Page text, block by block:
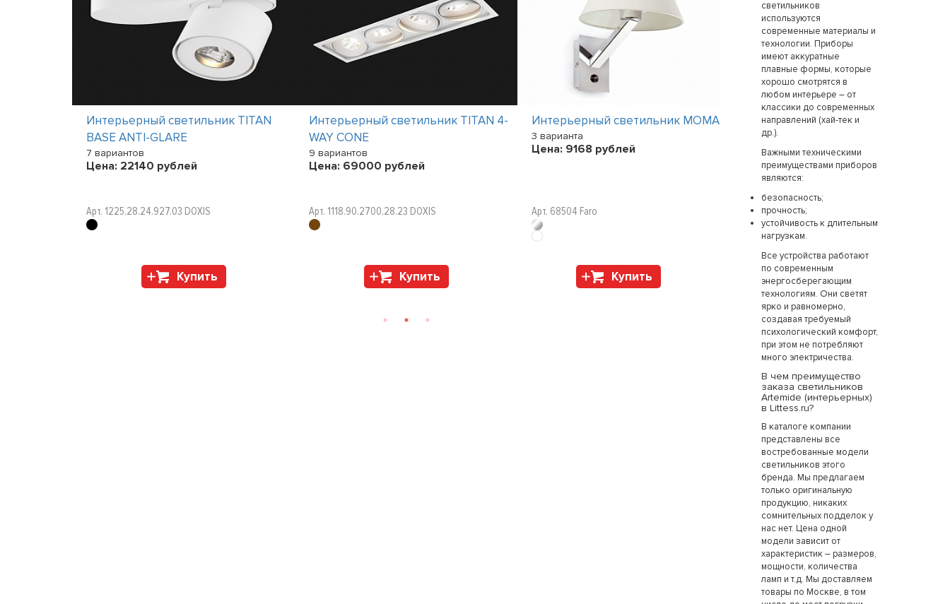
Интерьерный светильник TITAN
BASE ANTI-GLARE
7 вариантов
Цена: 22140 рублей
Арт. 1225.28.24.927.03 DOXIS
Купить
Интерьерный светильник TITAN 4-
WAY CONE
9 вариантов
Цена: 69000 рублей
Арт. 1118.90.2700.28.23 DOXIS
Купить
Интерьерный светильник MOMA
3 варианта
Цена: 9168 рублей
Арт. 68504 Faro
Купить
Интерьерный светильник 2295
15 вариантов
Цена:3072рубля
Арт. 36304000 Brum
Купить
светильников
используются
современные материалы и
технологии. Приборы
имеют аккуратные
плавные формы, которые
хорошо смотрятся в
любом интерьере – от
классики до современных
направлений (хай-тек и
др.).
Важными техническими
преимуществами приборов
являются:
безопасность;
прочность;
устойчивость к длительным
нагрузкам.
Все устройства работают
по современным
энергосберегающим
технологиям. Они светят
ярко и равномерно,
создавая требуемый
психологический комфорт,
при этом не потребляют
много электричества.
В чем преимущество
заказа светильников
Artemide (интерьерных)
в Littess.ru?
В каталоге компании
представлены все
востребованные модели
светильников этого
бренда. Мы предлагаем
только оригинальную
продукцию, никаких
сомнительных подделок у
нас нет. Цена одной
модели зависит от
характеристик – размеров,
мощности, количества
ламп и т.д. Мы доставляем
товары по Москве, в том